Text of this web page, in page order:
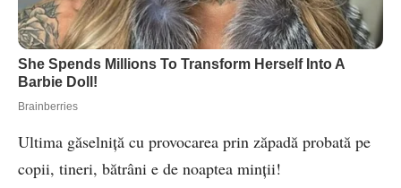
Ultima găselniță cu provocarea prin zăpadă probată pe
copii, tineri, bătrâni e de noaptea minții!